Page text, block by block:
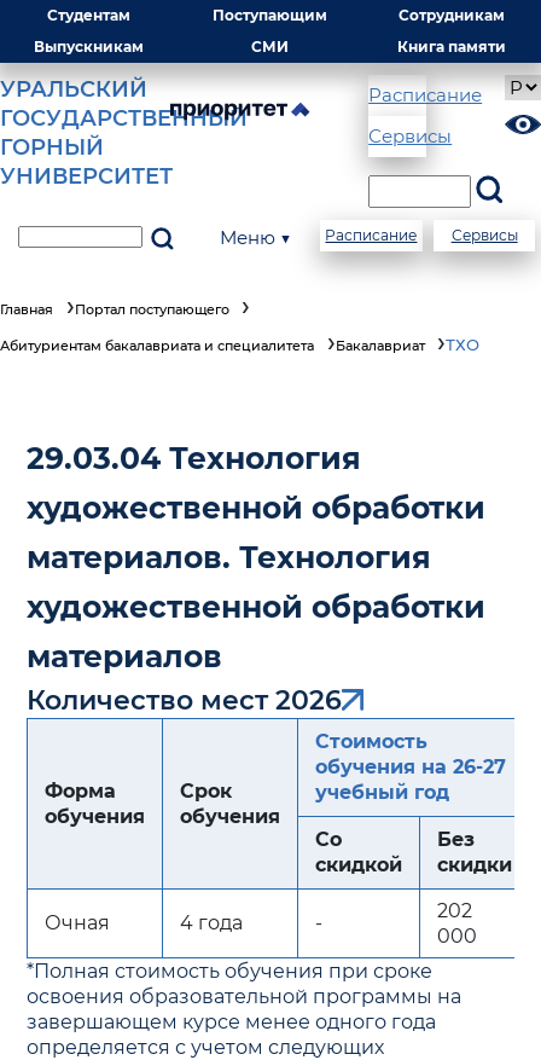
Студентам Поступающим
Сотрудникам
Выпускникам
СМИ Книга памяти
УРАЛЬСКИЙ
ГОСУДАРСТВЕННЫЙ
ГОРНЫЙ
УНИВЕРСИТЕТ
Расписание
Сервисы
Меню ▼ Расписание Сервисы
Главная Портал поступающего
Абитуриентам бакалавриата и специалитета Бакалавриат ТХО
29.03.04 Технология
художественной обработки
материалов. Технология
художественной обработки
материалов
Количество мест 2026
Форма
обучения
Срок
обучения
Стоимость
обучения на 26-27
учебный год
Со
скидкой
Без
скидки
Очная 4 года -
202
000
*Полная стоимость обучения при сроке
освоения образовательной программы на
завершающем курсе менее одного года
определяется с учетом следующих